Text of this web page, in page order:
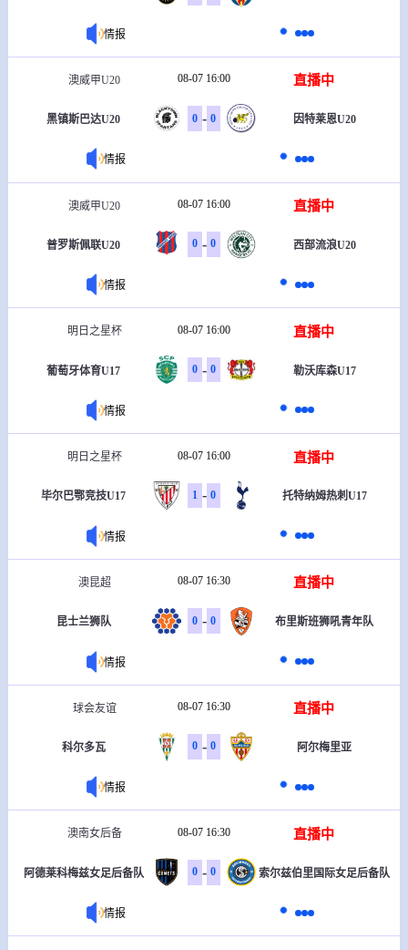
情报
澳威甲U20 08-07 16:00 直播中
黑镇斯巴达U20 0 - 0 因特莱恩U20
情报
澳威甲U20 08-07 16:00 直播中
普罗斯佩联U20 0 - 0 西部流浪U20
情报
明日之星杯 08-07 16:00 直播中
葡萄牙体育U17 0 - 0 勒沃库森U17
情报
明日之星杯 08-07 16:00 直播中
毕尔巴鄂竞技U17 1 - 0 托特纳姆热刺U17
情报
澳昆超 08-07 16:30 直播中
昆士兰狮队 0 - 0 布里斯班狮吼青年队
情报
球会友谊 08-07 16:30 直播中
科尔多瓦 0 - 0 阿尔梅里亚
情报
澳南女后备 08-07 16:30 直播中
阿德莱科梅兹女足后备队 0 - 0 索尔兹伯里国际女足后备队
情报